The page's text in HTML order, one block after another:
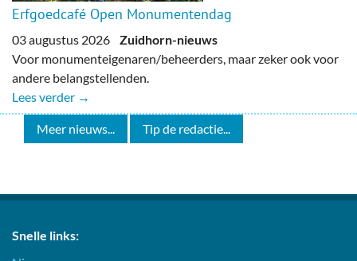
Erfgoedcafé Open Monumentendag
03 augustus 2026 Zuidhorn-nieuws
Voor monumenteigenaren/beheerders, maar zeker ook voor
andere belangstellenden.
Lees verder →
Meer nieuws... Tip de redactie...
Snelle links: